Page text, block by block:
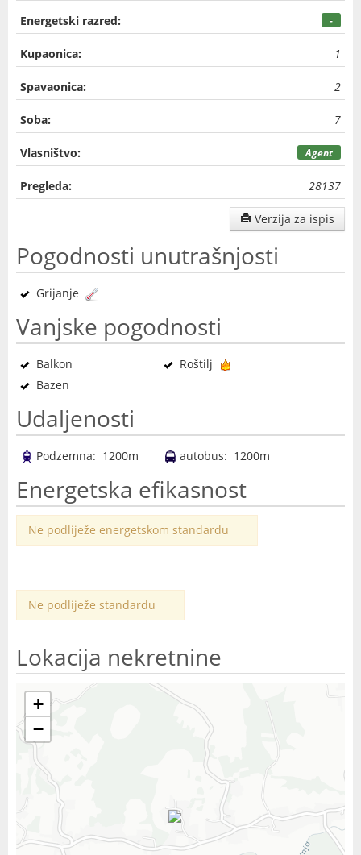
Energetski razred: -
Kupaonica: 1
Spavaonica: 2
Soba: 7
Vlasništvo: Agent
Pregleda: 28137
Verzija za ispis
Pogodnosti unutrašnjosti
Grijanje
Vanjske pogodnosti
Balkon
Roštilj
Bazen
Udaljenosti
Podzemna: 1200m autobus: 1200m
Energetska efikasnost
Ne podliježe energetskom standardu
Ne podliježe standardu
Lokacija nekretnine
+
−